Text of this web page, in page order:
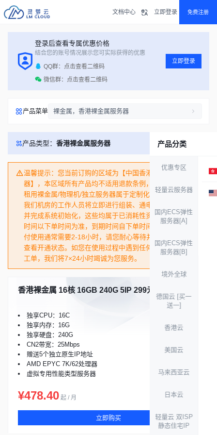
文档中心 立即登录 免费注册
登录后查看专属优惠价格
结合您的账号情况展示您可实际获得的优惠
QQ群：点击查看二维码
微信群：点击查看二维码
立即登录
产品菜单 裸金属，香港裸金属服务器
产品分类
优惠专区
轻量云服务器
国内ECS弹性
服务器[A]
国内ECS弹性
服务器[B]
境外全球
德国云 [买一
送一]
香港云
美国云
马来西亚云
日本云
轻量云 双ISP
静态住宅IP
产品类型： 香港裸金属服务器
温馨提示：您当前订购的区域为【中国香港裸金属服务
器】，本区域所有产品均不适用退款条例，请您谨慎下单！
租用裸金属/物理机/独立服务器属于定制化产品，您下单后
我们机房的工作人员将立即进行组装、通电、分配IP和带宽
并完成系统初始化，这些均属于已消耗性资源。购买后开通
时间以下单时间为准，到期时间自下单时间起计算30天，交
付使用通常需要2-18小时，请您耐心等待并刷新控制台页面
查看开通状态。如您在使用过程中遇到任何问题，欢迎提交
工单，我们将7×24小时竭诚为您服务。
香港裸金属 16核 16GB 240G 5IP 299元
独享CPU：16C
独享内存：16G
独享硬盘：240G
CN2带宽：25Mbps
赠送5个独立原生IP地址
AMD EPYC 7K/62处理器
虚拟专用性能类型服务器
¥478.40 起 / 月
立即购买